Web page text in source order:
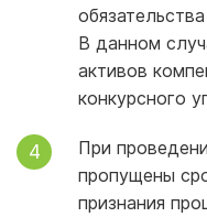
В данном
активов
конкурсного
При
пропущены
признания